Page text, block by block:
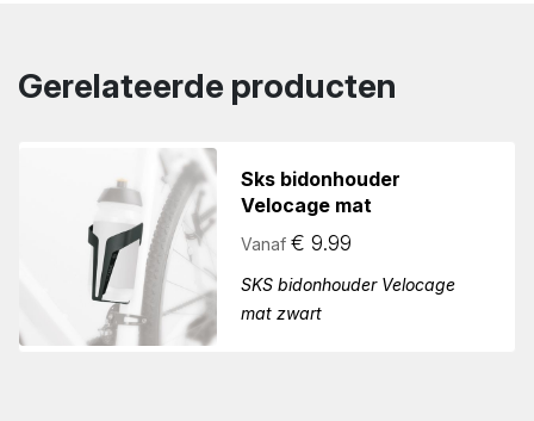
Gerelateerde producten
Sks bidonhouder
Velocage mat
Vanaf € 9.99
SKS bidonhouder Velocage
mat zwart